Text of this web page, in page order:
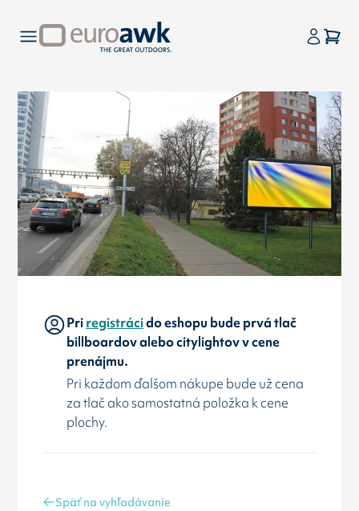
Priregistrácido eshopu bude prvá tlač
billboardov alebo citylightov v cene
prenájmu.
Pri každom ďalšom nákupe bude už cena
za tlač ako samostatná položka k cene
plochy.
Späť na vyhľadávanie